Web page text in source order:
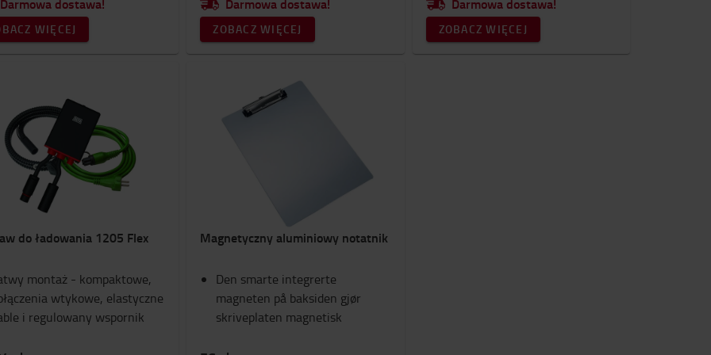
WIĘCEJ ZOBACZ WIĘCEJ ZOBACZ WIĘCEJ
do ładowania 1205 Flex
montaż - kompaktowe,
wtykowe, elastyczne
i regulowany wspornik
Magnetyczny aluminiowy notatnik
Den smarte integrerte
magneten på baksiden gjør
skriveplaten magnetisk